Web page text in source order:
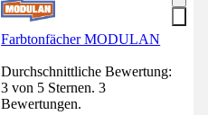
Farbtonfächer MODULAN
Durchschnittliche Bewertung:
3 von 5 Sternen. 3
Bewertungen.